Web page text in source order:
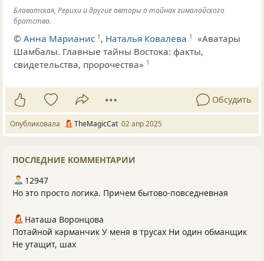
Блаватская, Рерихи и другие авторы о тайнах гималайского
братства.
©Анна Марианис 1 , Наталья Ковалева 1
«Аватары
Шамбалы. Главные тайны Востока: факты,
свидетельства, пророчества» 1
Обсудить
Опубликовала TheMagicCat 02 апр 2025
ПОСЛЕДНИЕ КОММЕНТАРИИ
12947
Но это просто логика. Причем бытово-повседневная
Наташа Воронцова
Потайной карманчик У меня в трусах Ни один обманщик
Не утащит, шах